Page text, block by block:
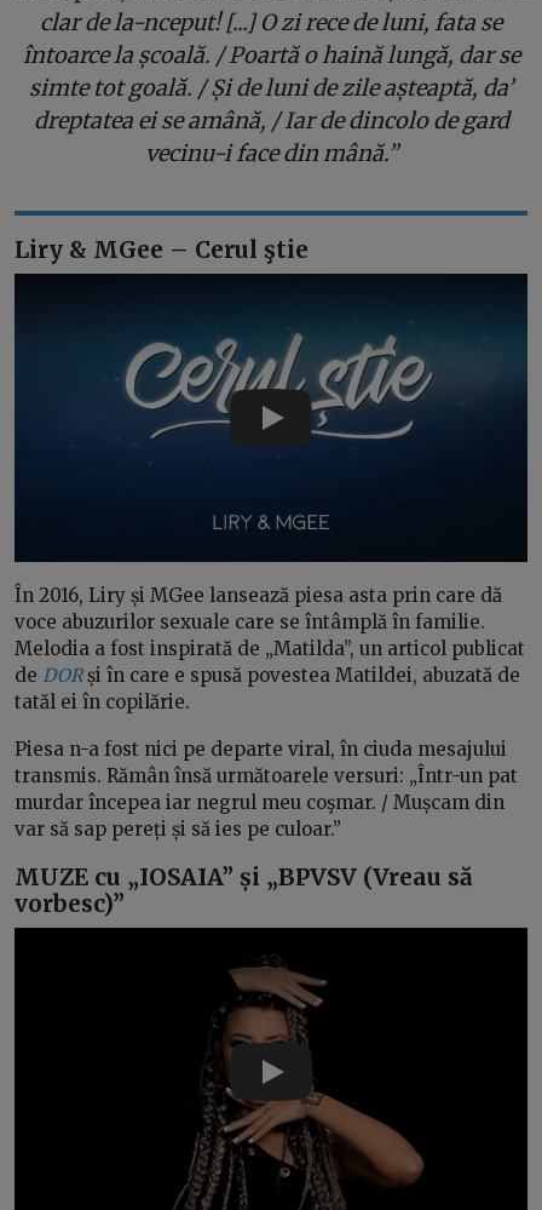
clar de la-nceput! [...] O zi rece de luni, fata se
întoarce la școală. / Poartă o haină lungă, dar se
simte tot goală. / Și de luni de zile așteaptă, da’
dreptatea ei se amână, / Iar de dincolo de gard
vecinu-i face din mână.”
Liry & MGee – Cerul ştie
Play
În 2016, Liry și MGee lansează piesa asta prin care dă
voce abuzurilor sexuale care se întâmplă în familie.
Melodia a fost inspirată de „Matilda”, un articol publicat
de DORși în care e spusă povestea Matildei, abuzată de
tatăl ei în copilărie.
Piesa n-a fost nici pe departe viral, în ciuda mesajului
transmis. Rămân însă următoarele versuri: „Într-un pat
murdar începea iar negrul meu coşmar. / Mușcam din
var să sap pereți și să ies pe culoar.”
MUZE cu „IOSAIA” și „BPVSV (Vreau să
vorbesc)”
Play